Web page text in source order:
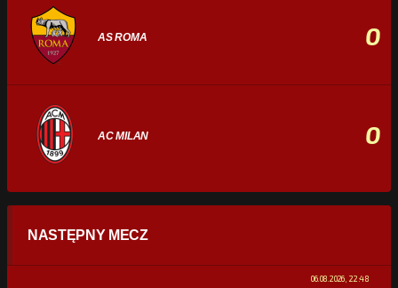
AS ROMA 0
AC MILAN 0
STATYSTYKI
0% 100%
NASTĘPNY MECZ
06.08.2026, 22:48